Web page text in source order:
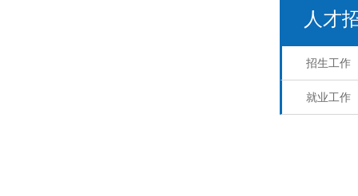
人才
招生工作
就业工作